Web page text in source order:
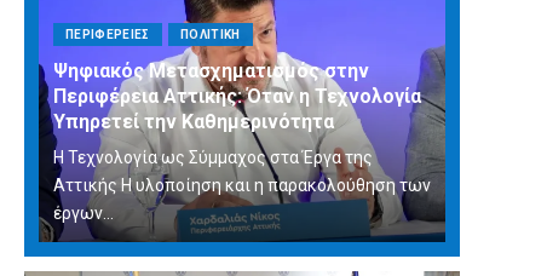
ΠΕΡΙΦΕΡΕΙΕΣ ΠΟΛΙΤΙΚΗ
Ψηφιακός Μετασχηματισμός στην
Περιφέρεια Αττικής: Όταν η Τεχνολογία
Υπηρετεί την Καθημερινότητα
Η Τεχνολογία ως Σύμμαχος στα Έργα της
Αττικής Η υλοποίηση και η παρακολούθηση των
έργων...